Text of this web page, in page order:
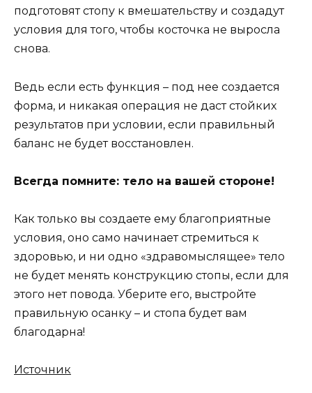
подготовят стопу к вмешательству и создадут
условия для того, чтобы косточка не выросла
снова.
Ведь если есть функция – под нее создается
форма, и никакая операция не даст стойких
результатов при условии, если правильный
баланс не будет восстановлен.
Всегда помните: тело на вашей стороне!
Как только вы создаете ему благоприятные
условия, оно само начинает стремиться к
здоровью, и ни одно «здравомыслящее» тело
не будет менять конструкцию стопы, если для
этого нет повода. Уберите его, выстройте
правильную осанку – и стопа будет вам
благодарна!
Источник